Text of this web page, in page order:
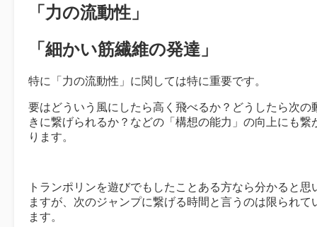
「力の流動性」
「細かい筋繊維の発達」
特に「力の流動性」に関しては特に重要です。
要はどういう風にしたら高く飛べるか？どうしたら次の
きに繋げられるか？などの「構想の能力」の向上にも繋
ります。
トランポリンを遊びでもしたことある方なら分かると思
ますが、次のジャンプに繋げる時間と言うのは限られて
ます。